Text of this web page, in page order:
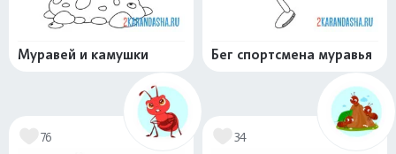
Муравей и камушки Бег спортсмена муравья
76 34